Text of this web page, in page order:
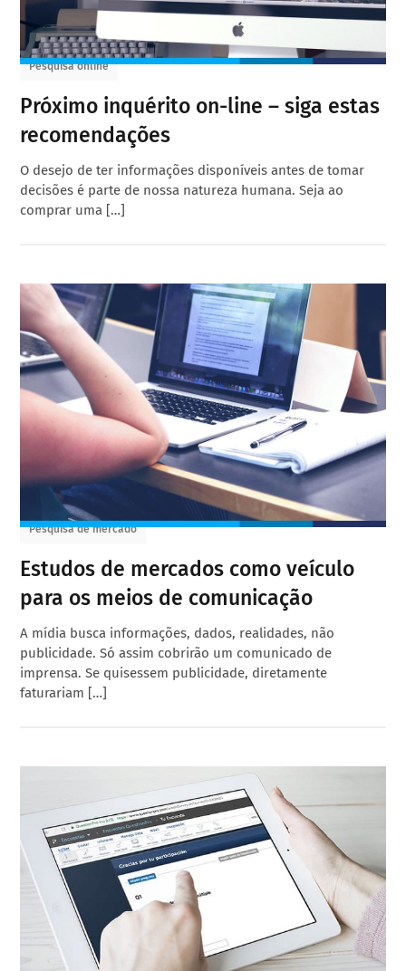
Pesquisa online
Próximo inquérito on-line – siga estas
recomendações
O desejo de ter informações disponíveis antes de tomar
decisões é parte de nossa natureza humana. Seja ao
comprar uma […]
Pesquisa de mercado
Estudos de mercados como veículo
para os meios de comunicação
A mídia busca informações, dados, realidades, não
publicidade. Só assim cobrirão um comunicado de
imprensa. Se quisessem publicidade, diretamente
faturariam […]